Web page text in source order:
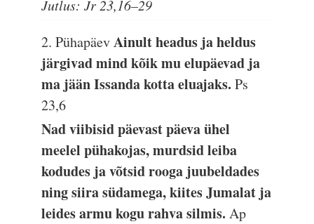
Jutlus: Jr 23,16–29
2. PühapäevAinult headus ja heldus
järgivad mind kõik mu elupäevad ja
ma jään Issanda kotta eluajaks.Ps
23,6
Nad viibisid päevast päeva ühel
meelel pühakojas, murdsid leiba
kodudes ja võtsid rooga juubeldades
ning siira südamega, kiites Jumalat ja
leides armu kogu rahva silmis.Ap